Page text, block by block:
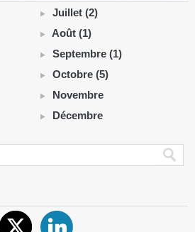
Juillet (2)
Août (1)
Septembre (1)
Octobre (5)
Novembre
Décembre